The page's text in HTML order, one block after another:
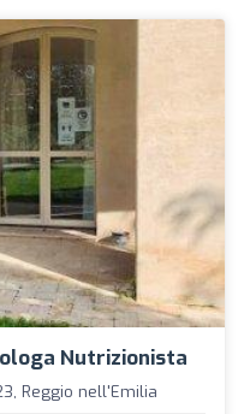
Nutrizionista
Reggio nell'Emilia